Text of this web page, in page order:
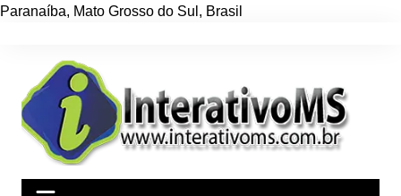
Paranaíba, Mato Grosso do Sul , Brasil
conteúdo